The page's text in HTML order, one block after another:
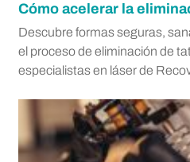
Cómo acelerar la
Descubre formas seguras,
el proceso de eliminación de
especialistas en láser de